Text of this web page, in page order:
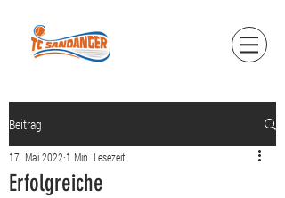
Beitrag
Erfolgreiche
17. Mai 2022 1 Min. Lesezeit